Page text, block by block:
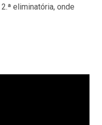
eliminatória, onde